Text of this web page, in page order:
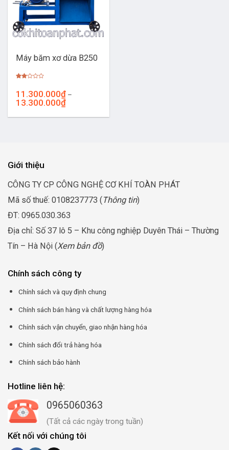
Máy băm xơ dừa B250
xếp
hạng
2.00
5
11.300.000₫ –
13.300.000₫Khoảng
Giới thiệu
CÔNG TY CP CÔNG NGHỆ CƠ KHÍ TOÀN PHÁT
Mã số thuế: 0108237773 (Thông tin)
ĐT: 0965.030.363
Địa chỉ: Số 37 lô 5 – Khu công nghiệp Duyên Thái – Thường
Tín – Hà Nội (Xem bản đồ)
Chính sách công ty
Chính sách và quy định chung
Chính sách bán hàng và chất lượng hàng hóa
Chính sách vận chuyển, giao nhận hàng hóa
Chính sách đổi trả hàng hóa
Chính sách bảo hành
Hotline liên hệ:
0965060363
(Tất cả các ngày trong tuần)
Kết nối với chúng tôi